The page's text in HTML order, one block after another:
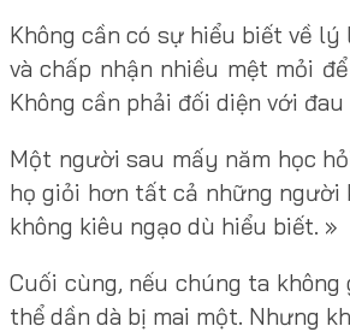
Không cần có sự hiểu biết về
và chấp nhận nhiều mệt mỏi
Không cần phải đối diện với
Một người sau mấy năm học
họ giỏi hơn tất cả những người
không kiêu ngạo dù hiểu biết. »
Cuối cùng, nếu chúng ta
thể dần dà bị mai một. Nhưng